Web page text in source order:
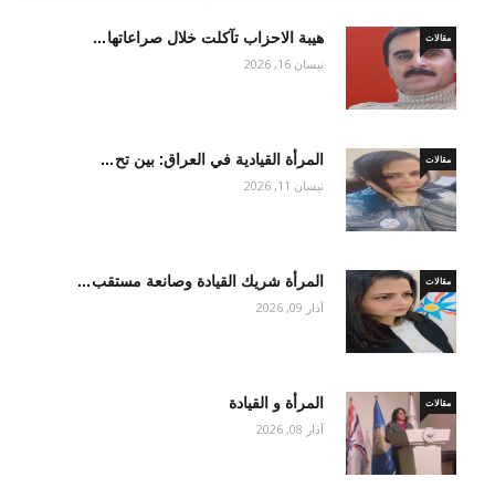
هيبة الاحزاب تآكلت خلال صراعاتها… مقالات
نيسان 16, 2026
المرأة القيادية في العراق: بين تح… مقالات
نيسان 11, 2026
المرأة شريك القيادة وصانعة مستقب… مقالات
آذار 09, 2026
المرأة و القيادة مقالات
آذار 08, 2026